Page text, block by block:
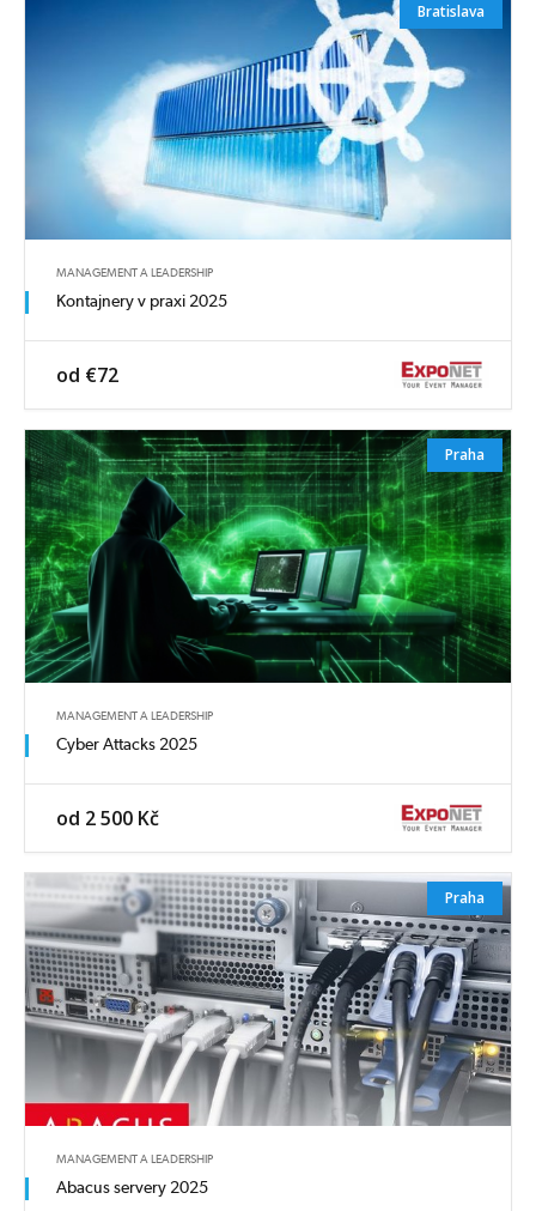
Bratislava
MANAGEMENT A LEADERSHIP
Kontajnery v praxi 2025
od €72
Praha
MANAGEMENT A LEADERSHIP
Cyber Attacks 2025
od 2 500 Kč
Praha
MANAGEMENT A LEADERSHIP
Abacus servery 2025